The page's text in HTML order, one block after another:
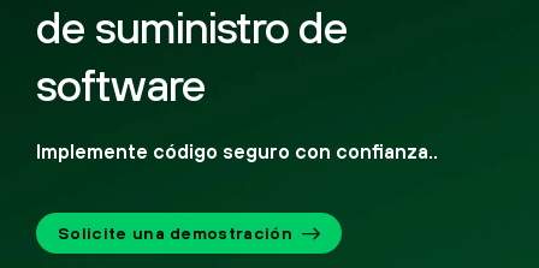
de suministro de
software
Implemente código seguro con confianza..
Solicite una demostración